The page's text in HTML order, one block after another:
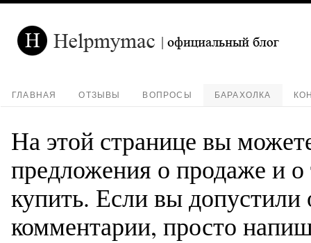
ГЛАВНАЯ ОТЗЫВЫ ВОПРОСЫ БАРАХОЛКА
На этой странице вы
предложения о продаже и
купить. Если вы
комментарии, просто